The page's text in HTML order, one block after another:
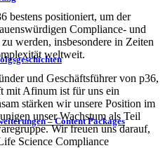
– Content Packages
bestens positioniert, um der
Compliance- und
werden, insbesondere in Zeiten
weltweit.
und Geschäftsführer von p36,
mit Afinum ist für uns ein
stärken wir unsere Position im
unser Wachstum als Teil
Wir freuen uns darauf,
Science Compliance